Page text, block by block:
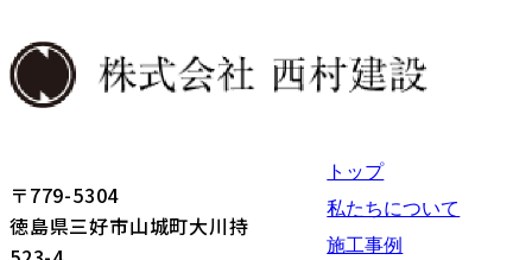
〒779-5304
徳島県三好市山城町大川持
トップ
私たちについて
施工事例